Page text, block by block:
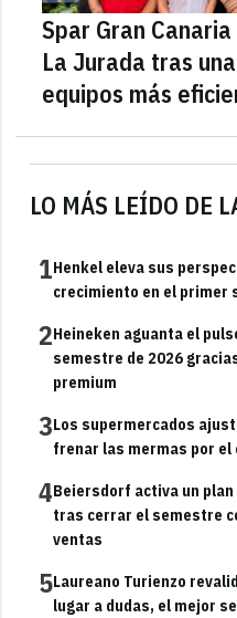
LO MÁS LEÍDO DE
1Henkel eleva sus
crecimiento en el primer
2Heineken aguanta el
semestre de 2026
premium
3Los supermercados
frenar las mermas por el
4Beiersdorf activa un plan
tras cerrar el semestre
ventas
5Laureano Turienzo
lugar a dudas, el mejor
Spar Gran
La Jurada tras
equipos más